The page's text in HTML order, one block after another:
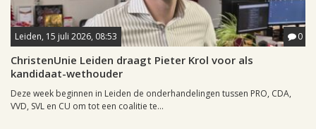
Leiden, 15 juli 2026, 08:53 0
ChristenUnie Leiden draagt Pieter Krol voor als
kandidaat-wethouder
Deze week beginnen in Leiden de onderhandelingen tussen PRO, CDA,
VVD, SVL en CU om tot een coalitie te...